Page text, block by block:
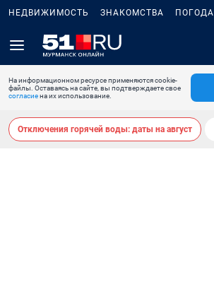
НЕДВИЖИМОСТЬ ЗНАКОМСТВА ПОГОДА
На информационном ресурсе применяются cookie-
файлы. Оставаясь на сайте, вы подтверждаете свое
согласиена их использование.
Отключения горячей воды: даты на август